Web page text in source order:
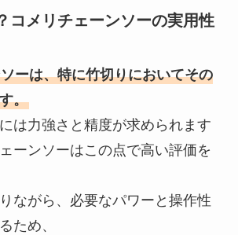
コメリチェーンソーの実用性
ーは、特に竹切りにおいてその
。
は力強さと精度が求められます
ーンソーはこの点で高い評価を
ながら、必要なパワーと操作性
ため、